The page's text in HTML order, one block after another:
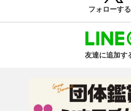
フォローする
友達に追加す